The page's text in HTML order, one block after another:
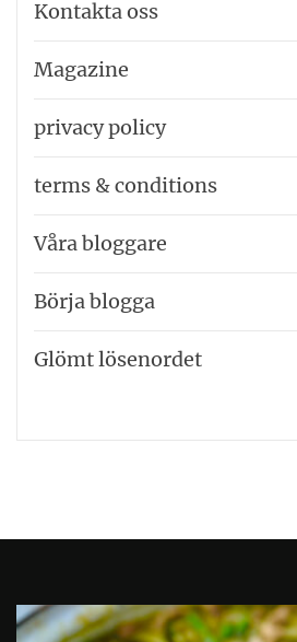
Kontakta oss
Magazine
privacy policy
terms & conditions
Våra bloggare
Börja blogga
Glömt lösenordet